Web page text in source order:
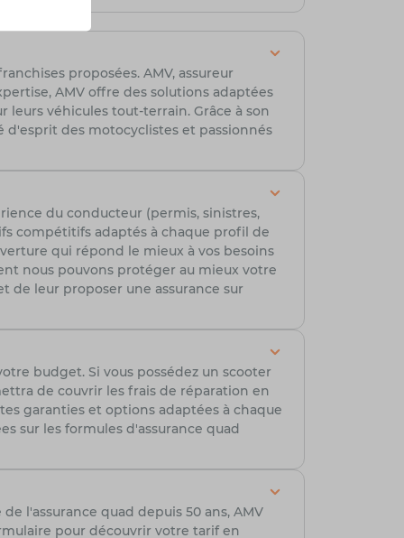
proposées. AMV, assureur
AMV offre des solutions adaptées
véhicules tout-terrain. Grâce à son
d'esprit des motocyclistes et passionnés
du conducteur (permis, sinistres,
compétitifs adaptés à chaque profil de
qui répond le mieux à vos besoins
nous pouvons protéger au mieux votre
de leur proposer une assurance sur
budget. Si vous possédez un scooter
de couvrir les frais de réparation en
garanties et options adaptées à chaque
sur les formules d'assurance quad
l'assurance quad depuis 50 ans, AMV
pour découvrir votre tarif en